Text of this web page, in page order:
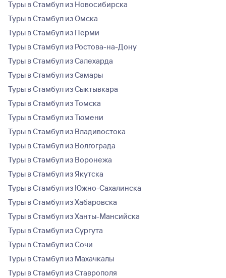
Туры в Стамбул из Новосибирска
Туры в Стамбул из Омска
Туры в Стамбул из Перми
Туры в Стамбул из Ростова-на-Дону
Туры в Стамбул из Салехарда
Туры в Стамбул из Самары
Туры в Стамбул из Сыктывкара
Туры в Стамбул из Томска
Туры в Стамбул из Тюмени
Туры в Стамбул из Владивостока
Туры в Стамбул из Волгограда
Туры в Стамбул из Воронежа
Туры в Стамбул из Якутска
Туры в Стамбул из Южно-Сахалинска
Туры в Стамбул из Хабаровска
Туры в Стамбул из Ханты-Мансийска
Туры в Стамбул из Сургута
Туры в Стамбул из Сочи
Туры в Стамбул из Махачкалы
Туры в Стамбул из Ставрополя